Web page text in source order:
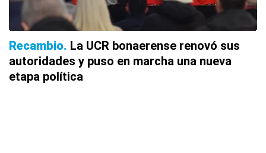
Recambio La UCR bonaerense renovó sus
autoridades y puso en marcha una nueva
etapa política